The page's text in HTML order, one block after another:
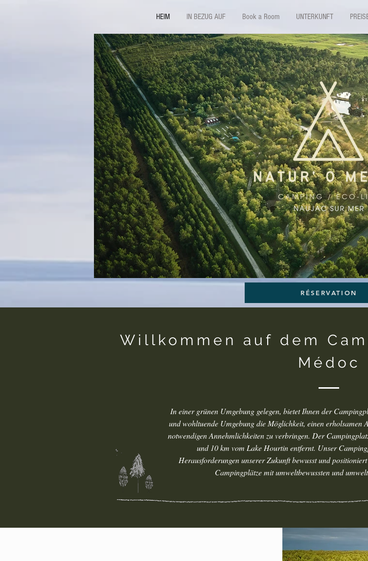
HEIM IN BEZUG AUF Book a Room UNTERKUNFT
RÉSERVATION
Willkommen auf dem
Médoc
In einer grünen Umgebung gelegen, bietet Ihnen der
und wohltuende Umgebung die Möglichkeit, einen erholsamen
notwendigen Annehmlichkeiten zu verbringen. Der
und 10 km vom Lake Hourtin entfernt. Unser
Herausforderungen unserer Zukunft bewusst und
Campingplätze mit umweltbewussten und